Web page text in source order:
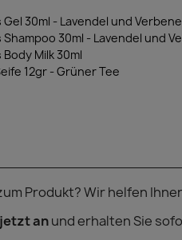
30ml - Lavendel und Verbene
Shampoo 30ml - Lavendel und
Milk 30ml
12gr - Grüner Tee
Produkt? Wir helfen
anund erhalten Sie